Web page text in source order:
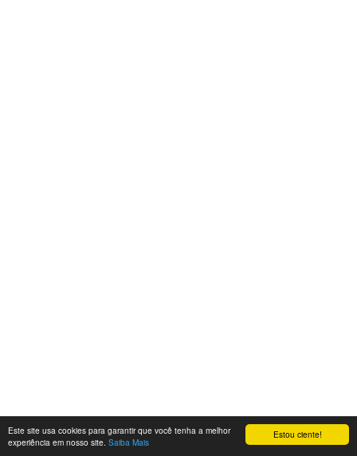
Estou ciente!
Este site usa cookies para garantir que você tenha a melhor
experiência em nosso site. Saiba Mais